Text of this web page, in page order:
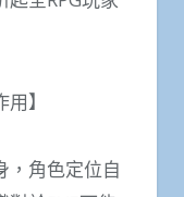
】
，角色定位自